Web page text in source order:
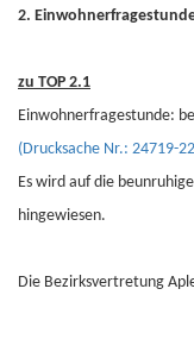
2.
zu TOP 2.1
Einwohnerfragestunde:
(Drucksache Nr.: 24719-
Es wird auf die
hingewiesen.
Die Bezirksvertretung